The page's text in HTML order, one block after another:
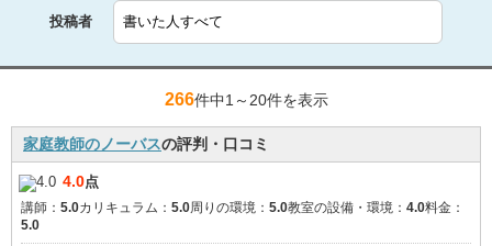
投稿者
266件中1～ 20件を表示
家庭教師のノーバスの評判・口コミ
4.0点
講師： 5.0カリキュラム： 5.0周りの環境： 5.0教室の設備・環境： 4.0料金：
5.0